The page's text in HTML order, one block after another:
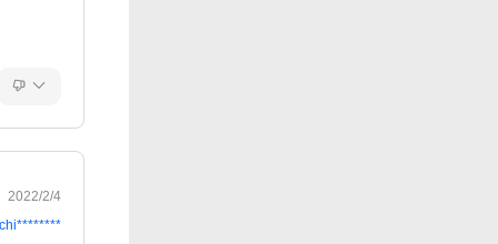
2022/2/4
chi********